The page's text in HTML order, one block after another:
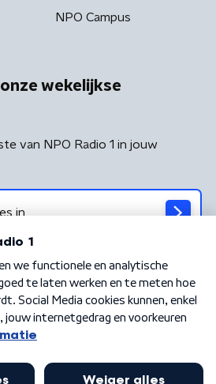
NPO Campus
wekelijkse
van NPO Radio 1 in jouw